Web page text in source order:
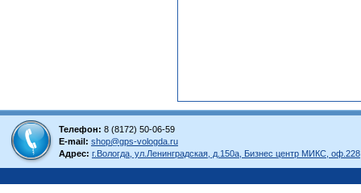
Телефон: 8 (8172) 50-06-59
E-mail: shop@gps-vologda.ru
Адрес: г.Вологда, ул.Ленинградская, д.150а, Бизнес центр МИКС, оф.228